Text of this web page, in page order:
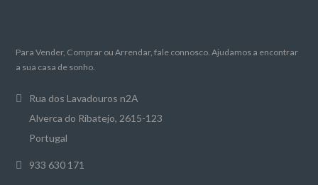
Para Vender, Comprar ou Arrendar, fale connosco. Ajudamos a encontrar
a sua casa de sonho.
Rua dos Lavadouros n2A
Alverca do Ribatejo, 2615-123
Portugal
933 630 171